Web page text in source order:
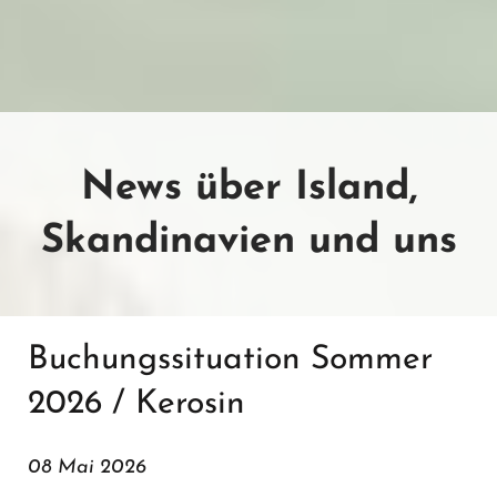
News über Island,
Skandinavien und uns
Buchungssituation Sommer
2026 / Kerosin
08 Mai 2026